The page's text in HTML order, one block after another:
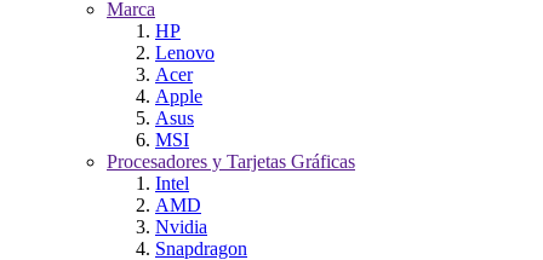
Marca
HP
Lenovo
Acer
Apple
Asus
MSI
Procesadores y Tarjetas Gráficas
Intel
AMD
Nvidia
Snapdragon